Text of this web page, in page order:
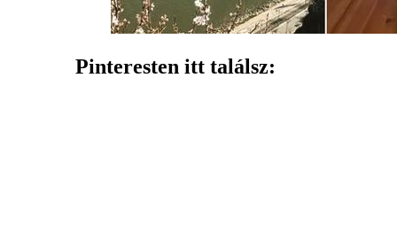
Pinteresten itt találsz: